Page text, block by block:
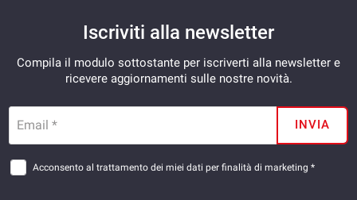
Iscriviti alla newsletter
Compila il modulo sottostante per iscriverti alla newsletter e
ricevere aggiornamenti sulle nostre novità.
Email * INVIA
Acconsento al trattamento dei miei dati per finalità di marketing *